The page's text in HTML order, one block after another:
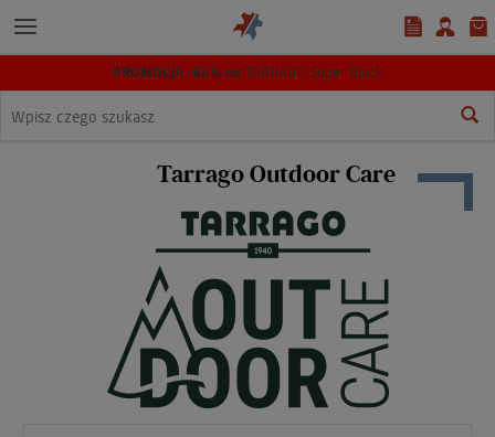
PROMOCJA -64% na TARRAGO Super Black
Tarrago Outdoor Care